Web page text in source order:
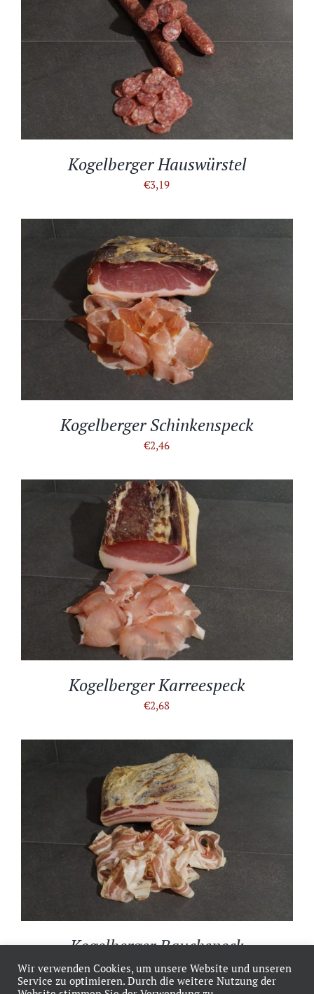
IN DEN WARENKORB / DETAILS
Kogelberger Hauswürstel
€3,19
IN DEN WARENKORB /
Kogelberger Schinkenspeck
€2,46
IN DEN WARENKORB / DETAILS
Kogelberger Karreespeck
€2,68
IN DEN WARENKORB / DETAILS
Kogelberger Bauchspeck
€1,78
Wir verwenden Cookies, um unsere Website und unseren
Service zu optimieren. Durch die weitere Nutzung der